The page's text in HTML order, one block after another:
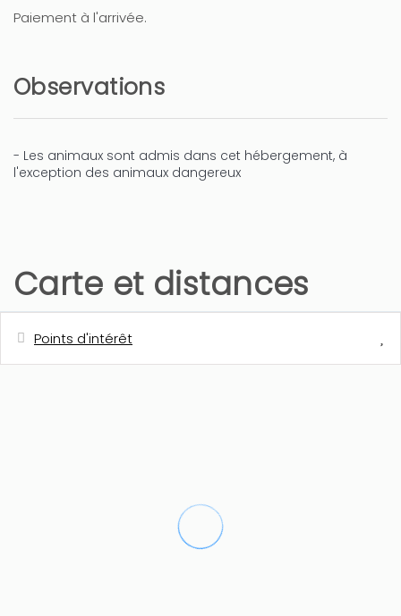
Paiement à l'arrivée.
Observations
- Les animaux sont admis dans cet hébergement, à
l'exception des animaux dangereux
Carte et distances
Points d'intérêt